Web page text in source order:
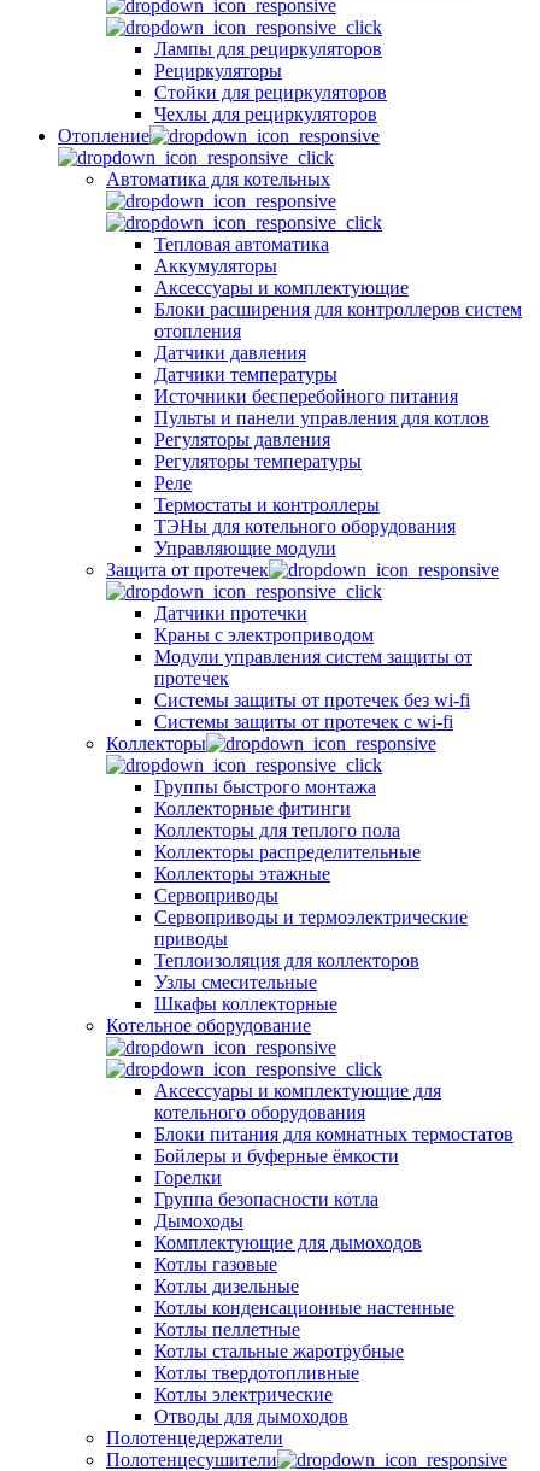
Лампы для рециркуляторов
Рециркуляторы
Стойки для рециркуляторов
Чехлы для рециркуляторов
Отопление
Автоматика для котельных
Тепловая автоматика
Аккумуляторы
Аксессуары и комплектующие
Блоки расширения для контроллеров систем
отопления
Датчики давления
Датчики температуры
Источники бесперебойного питания
Пульты и панели управления для котлов
Регуляторы давления
Регуляторы температуры
Реле
Термостаты и контроллеры
ТЭНы для котельного оборудования
Управляющие модули
Защита от протечек
Датчики протечки
Краны с электроприводом
Модули управления систем защиты от
протечек
Системы защиты от протечек без wi-fi
Системы защиты от протечек с wi-fi
Коллекторы
Группы быстрого монтажа
Коллекторные фитинги
Коллекторы для теплого пола
Коллекторы распределительные
Коллекторы этажные
Сервоприводы
Сервоприводы и термоэлектрические
приводы
Теплоизоляция для коллекторов
Узлы смесительные
Шкафы коллекторные
Котельное оборудование
Аксессуары и комплектующие для
котельного оборудования
Блоки питания для комнатных термостатов
Бойлеры и буферные ёмкости
Горелки
Группа безопасности котла
Дымоходы
Комплектующие для дымоходов
Котлы газовые
Котлы дизельные
Котлы конденсационные настенные
Котлы пеллетные
Котлы стальные жаротрубные
Котлы твердотопливные
Котлы электрические
Отводы для дымоходов
Полотенцедержатели
Полотенцесушители